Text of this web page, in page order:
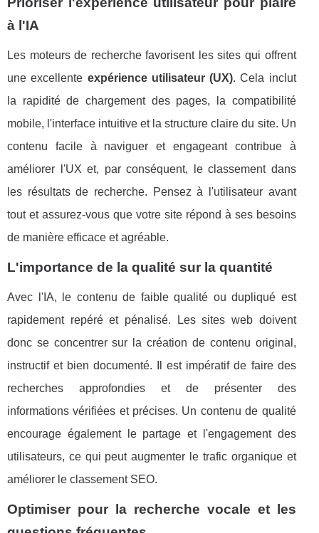
à l'IA
Les moteurs de recherche favorisent les sites qui offrent
une excellente expérience utilisateur (UX). Cela inclut
la rapidité de chargement des pages, la compatibilité
mobile, l'interface intuitive et la structure claire du site. Un
contenu facile à naviguer et engageant contribue à
améliorer l'UX et, par conséquent, le classement dans
les résultats de recherche. Pensez à l'utilisateur avant
tout et assurez-vous que votre site répond à ses besoins
de manière efficace et agréable.
L'importance de la qualité sur la quantité
Avec l'IA, le contenu de faible qualité ou dupliqué est
rapidement repéré et pénalisé. Les sites web doivent
donc se concentrer sur la création de contenu original,
instructif et bien documenté. Il est impératif de faire des
recherches approfondies et de présenter des
informations vérifiées et précises. Un contenu de qualité
encourage également le partage et l'engagement des
utilisateurs, ce qui peut augmenter le trafic organique et
améliorer le classement SEO.
Optimiser pour la recherche vocale et les